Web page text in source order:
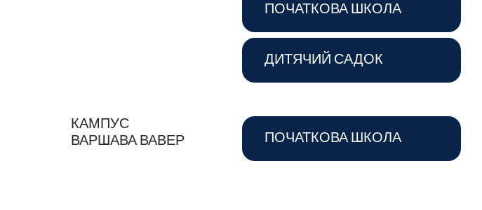
ПОЧАТКОВА ШКОЛА
ДИТЯЧИЙ САДОК
КАМПУС
ВАРШАВА ВАВЕР
ПОЧАТКОВА ШКОЛА